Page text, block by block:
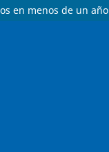
en menos de un año